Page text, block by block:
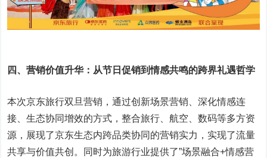
四、营销价值升华：从节日促销到情感共鸣的跨界礼遇哲学
本次京东旅行双旦营销，通过创新场景营销、深化情感连
接、生态协同增效的方式，整合旅行、航空、数码等多方资
源，展现了京东生态内跨品类协同的营销实力，实现了流量
共享与价值共创。同时为旅游行业提供了”场景融合+情感营